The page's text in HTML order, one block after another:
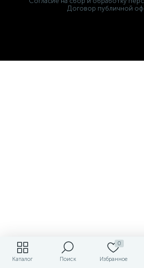
Каталог Поиск
0
Избранное
Договор публичной